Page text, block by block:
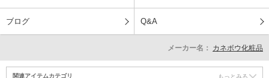
ブログ Q&A
メーカー名： カネボウ化粧品
関連アイテムカテゴリ もっとみる